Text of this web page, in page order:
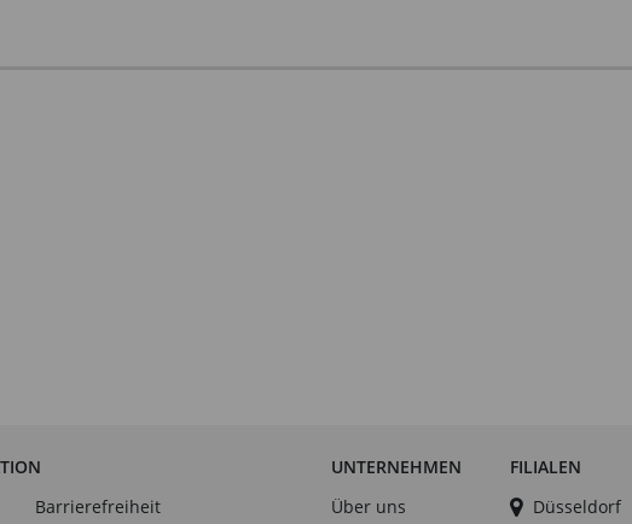
Barrierefreiheit
UNTERNEHMEN
Über uns
FILIALEN
Düsseldorf